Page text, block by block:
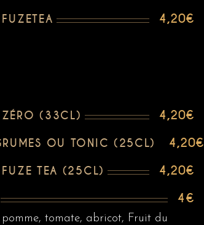
4,20€
(33CL) 4,20€
OU TONIC (25CL) 4,20€
FUZE TEA (25CL) 4,20€
4€
tomate, abricot, Fruit du